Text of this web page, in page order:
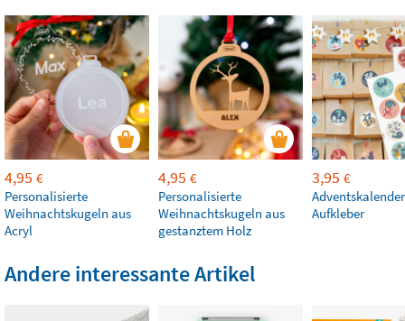
4,95 €
Personalisierte
Weihnachtskugeln aus
Acryl
4,95 €
Personalisierte
Weihnachtskugeln aus
gestanztem Holz
3,95 €
Aufkleber
Andere interessante Artikel